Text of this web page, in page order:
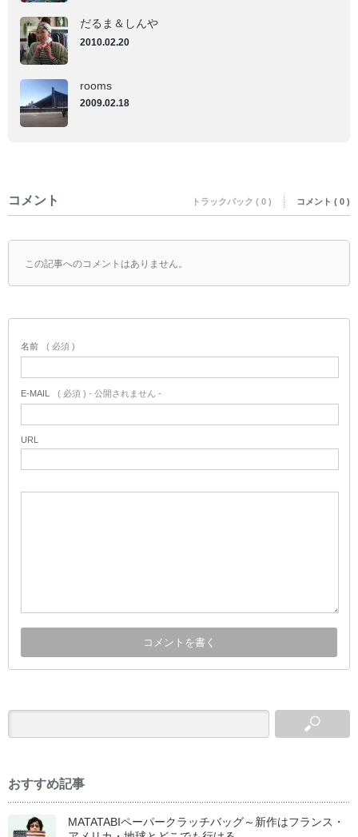
だるま＆しんや
2010.02.20
rooms
2009.02.18
コメント トラックバック ( 0 ) コメント ( 0 )
この記事へのコメントはありません。
名前 ( 必須 )
E-MAIL ( 必須 ) - 公開されません -
URL
おすすめ記事
MATATABIペーパークラッチバッグ～新作はフランス・